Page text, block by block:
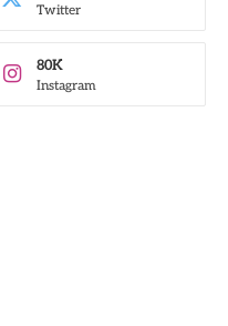
Twitter
Instagram
80K